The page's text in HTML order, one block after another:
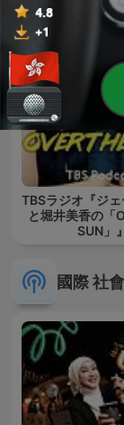
TBSラジオ『ジ
と堀井美香の「
SUN」』
國際 社